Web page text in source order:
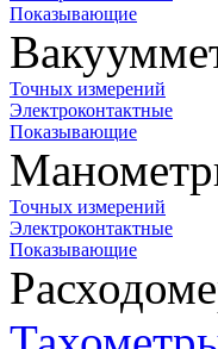
Показывающие
Точных измерений
Электроконтактные
Показывающие
Точных измерений
Электроконтактные
Показывающие